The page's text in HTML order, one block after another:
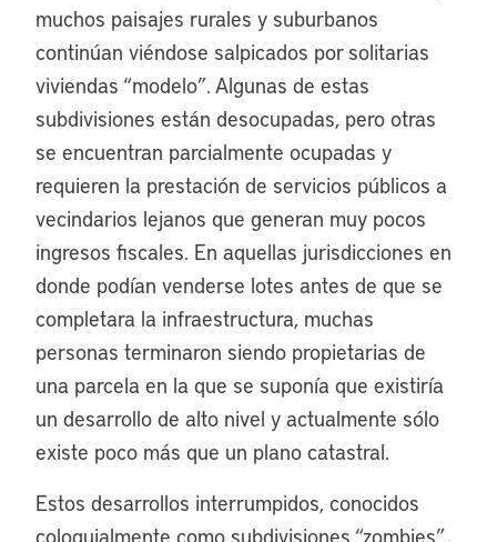
muchos paisajes rurales y suburbanos
continúan viéndose salpicados por solitarias
viviendas “modelo”. Algunas de estas
subdivisiones están desocupadas, pero otras
se encuentran parcialmente ocupadas y
requieren la prestación de servicios públicos a
vecindarios lejanos que generan muy pocos
ingresos fiscales. En aquellas jurisdicciones en
donde podían venderse lotes antes de que se
completara la infraestructura, muchas
personas terminaron siendo propietarias de
una parcela en la que se suponía que existiría
un desarrollo de alto nivel y actualmente sólo
existe poco más que un plano catastral.
Estos desarrollos interrumpidos, conocidos
coloquialmente como subdivisiones “zombies”,